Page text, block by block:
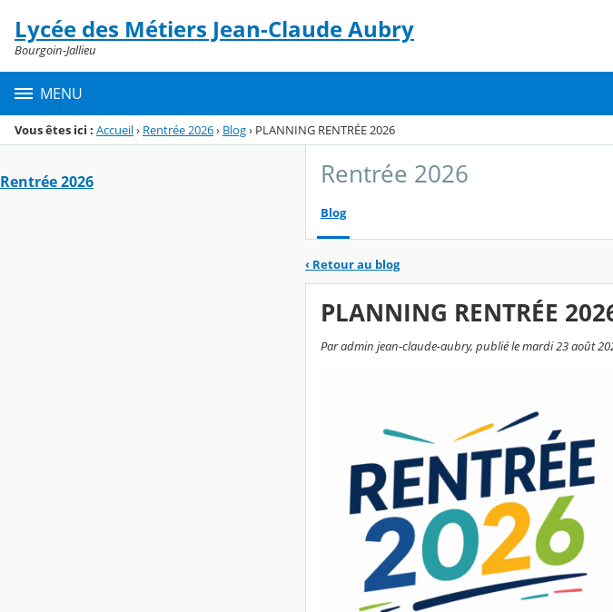
Menu de la rubrique
Contenu
Lycée des Métiers Jean-Claude Aubry
Bourgoin-Jallieu
MENU
Vous êtes ici : Accueil› Rentrée 2026› Blog› PLANNING RENTRÉE 2026
Rentrée 2026 Rentrée 2026
Blog
‹ Retour au blog
PLANNING RENTRÉE
Par admin jean-claude-aubry, publié le mardi 23 août